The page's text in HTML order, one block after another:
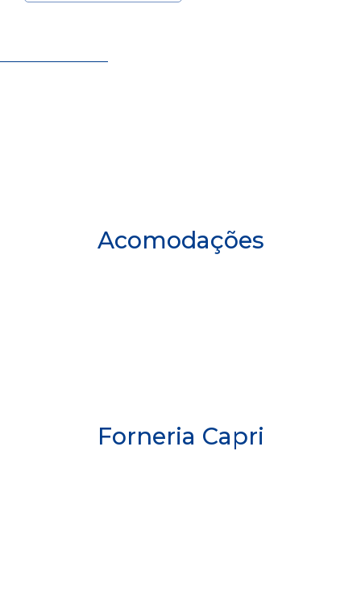
Acomodações
Forneria Capri